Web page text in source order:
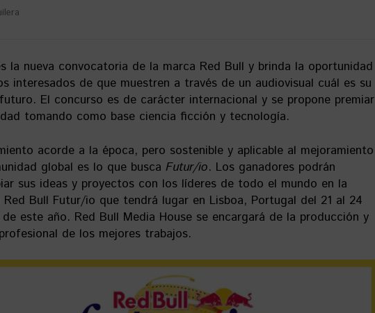
la nueva convocatoria de la marca Red Bull y brinda la oportunidad
interesados de que muestren a través de un audiovisual cuál es su
El concurso es de carácter internacional y se propone premiar
tomando como base ciencia ficción y tecnología.
acorde a la época, pero sostenible y aplicable al mejoramiento
global es lo que busca Futur/io. Los ganadores podrán
sus ideas y proyectos con los líderes de todo el mundo en la
Red Bull Futur/io que tendrá lugar en Lisboa, Portugal del 21 al 24
este año. Red Bull Media House se encargará de la producción y
de los mejores trabajos.